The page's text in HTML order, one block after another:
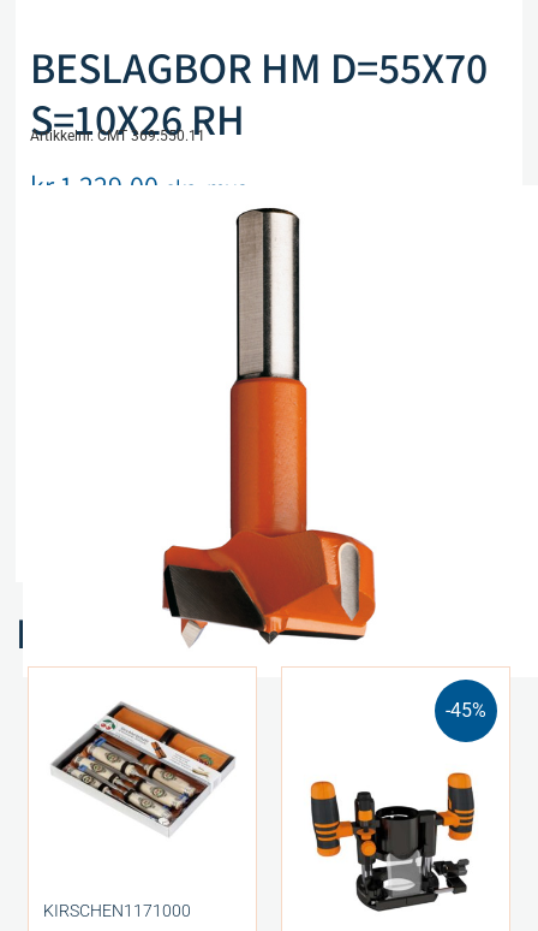
BESLAGBOR HM D=55X70
S=10X26 RH
Artikkelnr. CMT 369.550.11
kr1 229,00 eks. mva
Legg i handlekurv
Sammenlign
Legg i ønskeliste
Relaterte produkter
KIRSCHEN1171000
-45%